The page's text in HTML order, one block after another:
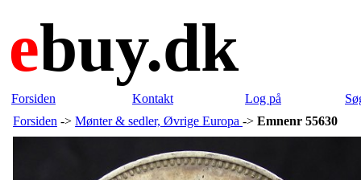
ebuy.dk
Forsiden Kontakt Log på
Forsiden -> Mønter & sedler, Øvrige Europa -> Emnenr 55630